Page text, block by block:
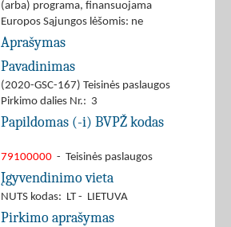
(arba) programa, finansuojama
Europos Sąjungos lėšomis: ne
Aprašymas
Pavadinimas
(2020-GSC-167) Teisinės paslaugos
Pirkimo dalies Nr.: 3
Papildomas (-i) BVPŽ kodas
79100000 - Teisinės paslaugos
Įgyvendinimo vieta
NUTS kodas: LT - LIETUVA
Pirkimo aprašymas